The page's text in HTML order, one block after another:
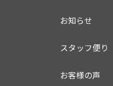
お知らせ
スタッフ便り
お客様の声